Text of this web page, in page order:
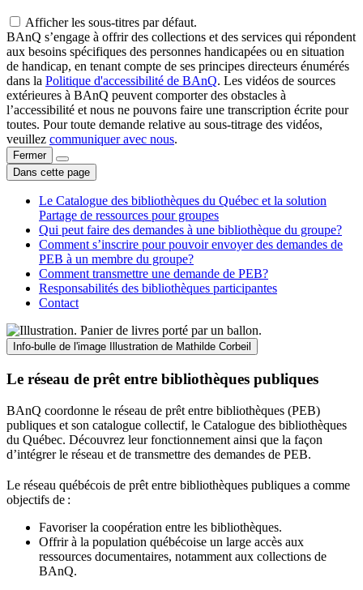
Afficher les sous-titres par défaut.
BAnQ s’engage à offrir des collections et des services qui répondent
aux besoins spécifiques des personnes handicapées ou en situation
de handicap, en tenant compte de ses principes directeurs énumérés
dans la Politique d'accessibilité de BAnQ. Les vidéos de sources
extérieures à BAnQ peuvent comporter des obstacles à
l’accessibilité et nous ne pouvons faire une transcription écrite pour
toutes. Pour toute demande relative au sous-titrage des vidéos,
veuillez communiquer avec nous.
Fermer
Dans cette page
Le Catalogue des bibliothèques du Québec et la solution
Partage de ressources pour groupes
Qui peut faire des demandes à une bibliothèque du groupe?
Comment s’inscrire pour pouvoir envoyer des demandes de
PEB à un membre du groupe?
Comment transmettre une demande de PEB?
Responsabilités des bibliothèques participantes
Contact
Info-bulle de l'image Illustration de Mathilde Corbeil
Le réseau de prêt entre bibliothèques publiques
BAnQ coordonne le réseau de prêt entre bibliothèques (PEB)
publiques et son catalogue collectif, le Catalogue des bibliothèques
du Québec. Découvrez leur fonctionnement ainsi que la façon
d’intégrer le réseau et de transmettre des demandes de PEB.
Le réseau québécois de prêt entre bibliothèques publiques a comme
objectifs de :
Favoriser la coopération entre les bibliothèques.
Offrir à la population québécoise un large accès aux
ressources documentaires, notamment aux collections de
BAnQ.